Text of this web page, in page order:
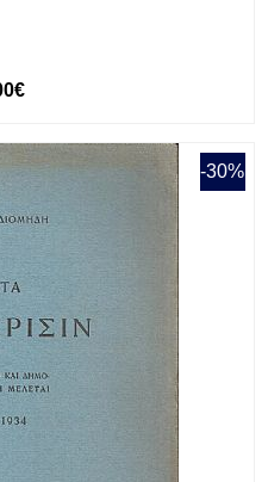
-30%